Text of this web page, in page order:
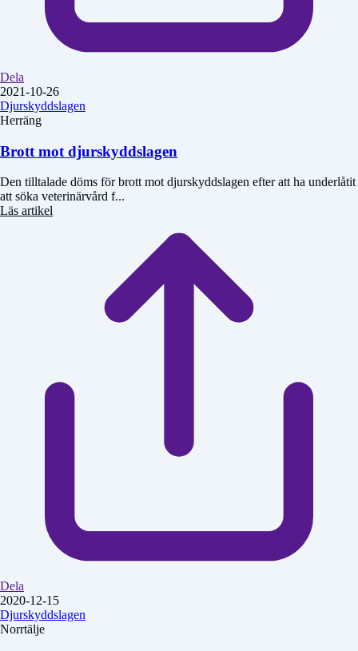
Dela
2021-10-26
Djurskyddslagen
Herräng
Brott mot djurskyddslagen
Den tilltalade döms för brott mot djurskyddslagen efter att ha underlåtit
att söka veterinärvård f...
Läs artikel
Dela
2020-12-15
Djurskyddslagen
Norrtälje